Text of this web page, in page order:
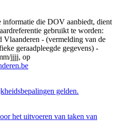
informatie die DOV aanbiedt, dient
gebruikt te worden:
Vlaanderen - (vermelding van de
geraadpleegde gegevens) -
jjjj, op
gelden.
het uitvoeren van taken van